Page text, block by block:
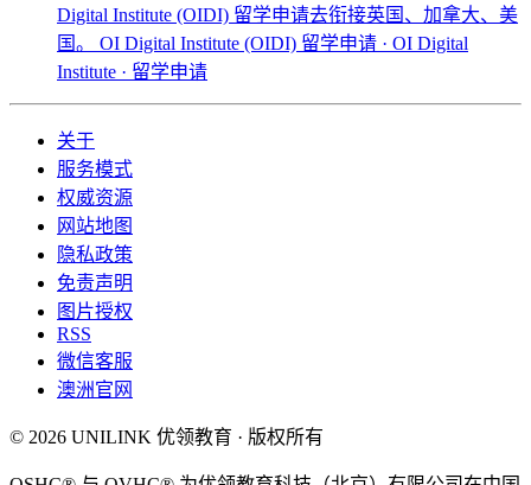
Digital Institute (OIDI) 留学申请去衔接英国、加拿大、美
国。 OI Digital Institute (OIDI) 留学申请 · OI Digital
Institute · 留学申请
关于
服务模式
权威资源
网站地图
隐私政策
免责声明
图片授权
RSS
微信客服
澳洲官网
© 2026 UNILINK 优领教育 · 版权所有